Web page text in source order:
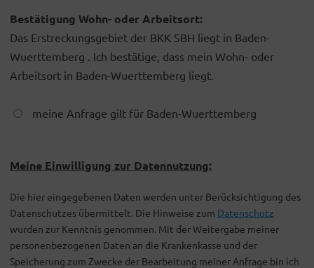
Bestätigung Wohn- oder Arbeitsort:
Das Erstreckungsgebiet der BKK SBH liegt in Baden-
Wuerttemberg . Ich bestätige, dass mein Wohn- oder
Arbeitsort in Baden-Wuerttemberg liegt.
meine Anfrage gilt für Baden-Wuerttemberg
Meine Einwilligung zur Datennutzung:
Die hier eingegebenen Daten werden unter Berücksichtigung des
Datenschutzes übermittelt. Die Hinweise zum Datenschutz
wurden zur Kenntnis genommen. Mit der Weitergabe meiner
personenbezogenen Daten an die Krankenkasse und der
Speicherung zum Zwecke der Bearbeitung meiner Anfrage bin ich